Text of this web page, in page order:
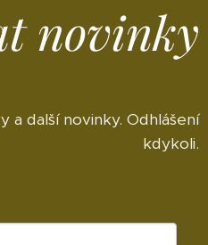
novinky
a další novinky. Odhlášení
kdykoli.